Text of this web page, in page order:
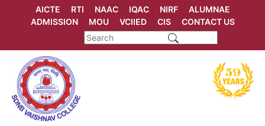
AICTE RTI NAAC IQAC NIRF
ALUMNAE
ADMISSION
MOU VCIIED CIS CONTACT US